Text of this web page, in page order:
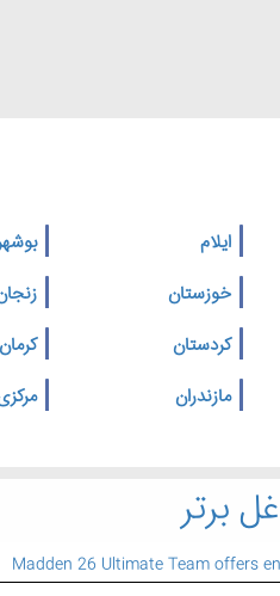
ایلام
خوزستان
کردستان
کرمان
مازندران
برتر
Madden 26 Ultimate Team offers